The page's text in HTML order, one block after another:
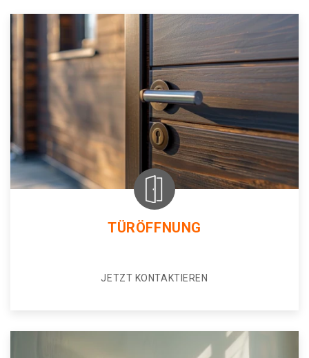
TÜRÖFFNUNG
JETZT KONTAKTIEREN